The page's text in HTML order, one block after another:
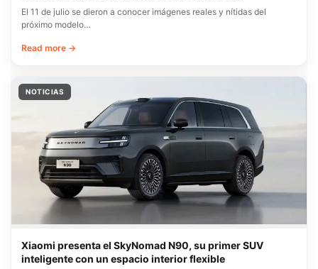
El 11 de julio se dieron a conocer imágenes reales y nítidas del
próximo modelo…
Read more →
NOTICIAS
Xiaomi presenta el SkyNomad N90, su primer SUV
inteligente con un espacio interior flexible